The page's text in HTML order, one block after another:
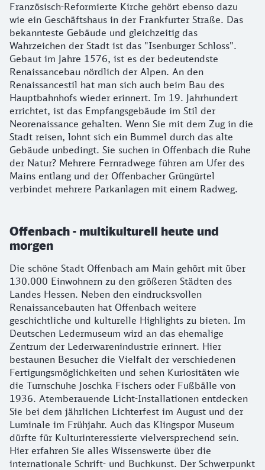
Französisch-Reformierte Kirche gehört ebenso dazu
wie ein Geschäftshaus in der Frankfurter Straße. Das
bekannteste Gebäude und gleichzeitig das
Wahrzeichen der Stadt ist das "Isenburger Schloss".
Gebaut im Jahre 1576, ist es der bedeutendste
Renaissancebau nördlich der Alpen. An den
Renaissancestil hat man sich auch beim Bau des
Hauptbahnhofs wieder erinnert. Im 19. Jahrhundert
errichtet, ist das Empfangsgebäude im Stil der
Neorenaissance gehalten. Wenn Sie mit dem Zug in die
Stadt reisen, lohnt sich ein Bummel durch das alte
Gebäude unbedingt. Sie suchen in Offenbach die Ruhe
der Natur? Mehrere Fernradwege führen am Ufer des
Mains entlang und der Offenbacher Grüngürtel
verbindet mehrere Parkanlagen mit einem Radweg.
Offenbach - multikulturell heute und
morgen
Die schöne Stadt Offenbach am Main gehört mit über
130.000 Einwohnern zu den größeren Städten des
Landes Hessen. Neben den eindrucksvollen
Renaissancebauten hat Offenbach weitere
geschichtliche und kulturelle Highlights zu bieten. Im
Deutschen Ledermuseum wird an das ehemalige
Zentrum der Lederwarenindustrie erinnert. Hier
bestaunen Besucher die Vielfalt der verschiedenen
Fertigungsmöglichkeiten und sehen Kuriositäten wie
die Turnschuhe Joschka Fischers oder Fußbälle von
1936. Atemberauende Licht-Installationen entdecken
Sie bei dem jährlichen Lichterfest im August und der
Luminale im Frühjahr. Auch das Klingspor Museum
dürfte für Kulturinteressierte vielversprechend sein.
Hier erfahren Sie alles Wissenswerte über die
internationale Schrift- und Buchkunst. Der Schwerpunkt